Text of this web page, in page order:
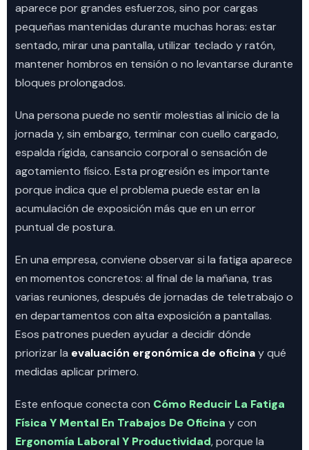
aparece por grandes esfuerzos, sino por cargas
pequeñas mantenidas durante muchas horas: estar
sentado, mirar una pantalla, utilizar teclado y ratón,
mantener hombros en tensión o no levantarse durante
bloques prolongados.
Una persona puede no sentir molestias al inicio de la
jornada y, sin embargo, terminar con cuello cargado,
espalda rígida, cansancio corporal o sensación de
agotamiento físico. Esta progresión es importante
porque indica que el problema puede estar en la
acumulación de exposición más que en un error
puntual de postura.
En una empresa, conviene observar si la fatiga aparece
en momentos concretos: al final de la mañana, tras
varias reuniones, después de jornadas de teletrabajo o
en departamentos con alta exposición a pantallas.
Esos patrones pueden ayudar a decidir dónde
priorizar la evaluación ergonómica de oficinay qué
medidas aplicar primero.
Este enfoque conecta con Cómo Reducir La Fatiga
Física Y Mental En Trabajos De Oficina y con
Ergonomía Laboral Y Productividad, porque la